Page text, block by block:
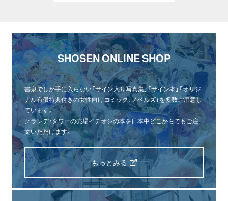
SHOSEN ONLINE SHOP
書泉でしか手に入らない「サイン入り写真集」「サイン本」「オリジ
ナル有償特典付きの女性向けコミック、ノベルズ」を多数ご用意し
ています。
グランデ・タワーの売場イチオシの本を日本中どこからでもご注
文いただけます。
もっとみる